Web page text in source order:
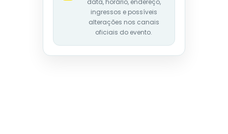
data, horário, endereço,
ingressos e possíveis
alterações nos canais
oficiais do evento.